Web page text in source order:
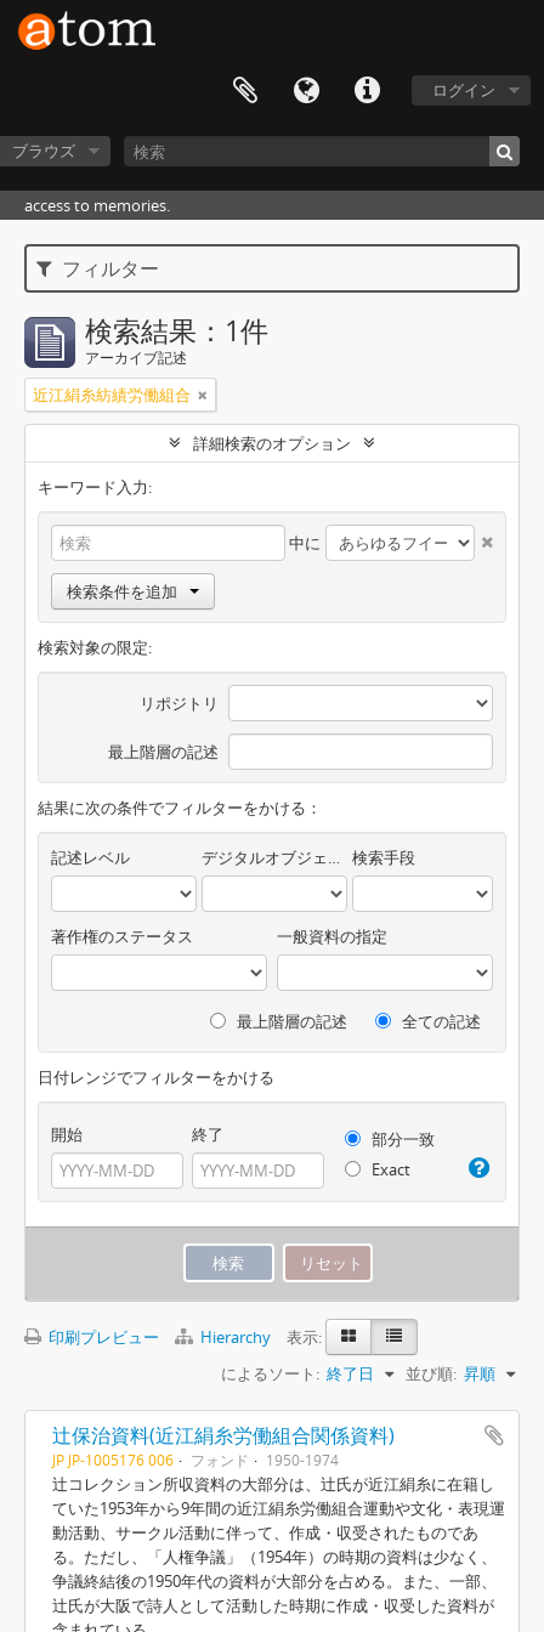
ログイン
ブラウズ
access to memories.
フィルター
検索結果：1件
アーカイブ記述
近江絹糸紡績労働組合
詳細検索のオプション
キーワード入力:
中に
検索条件を追加
検索対象の限定:
リポジトリ
最上階層の記述
結果に次の条件でフィルターをかける：
記述レベル デジタルオブジェクトの有無 検索手段
著作権のステータス 一般資料の指定
最上階層の記述 全ての記述
日付レンジでフィルターをかける
開始 終了
部分一致
Exact
印刷プレビュー Hierarchy
表示:
によるソート: 終了日 並び順: 昇順
辻保治資料(近江絹糸労働組合関係資料)
JP JP-1005176 006 フォンド 1950-1974
辻コレクション所収資料の大部分は、辻氏が近江絹糸に在籍し
ていた1953年から9年間の近江絹糸労働組合運動や文化・表現運
動活動、サークル活動に伴って、作成・収受されたものであ
る。ただし、「人権争議」（1954年）の時期の資料は少なく、
争議終結後の1950年代の資料が大部分を占める。また、一部、
辻氏が大阪で詩人として活動した時期に作成・収受した資料が